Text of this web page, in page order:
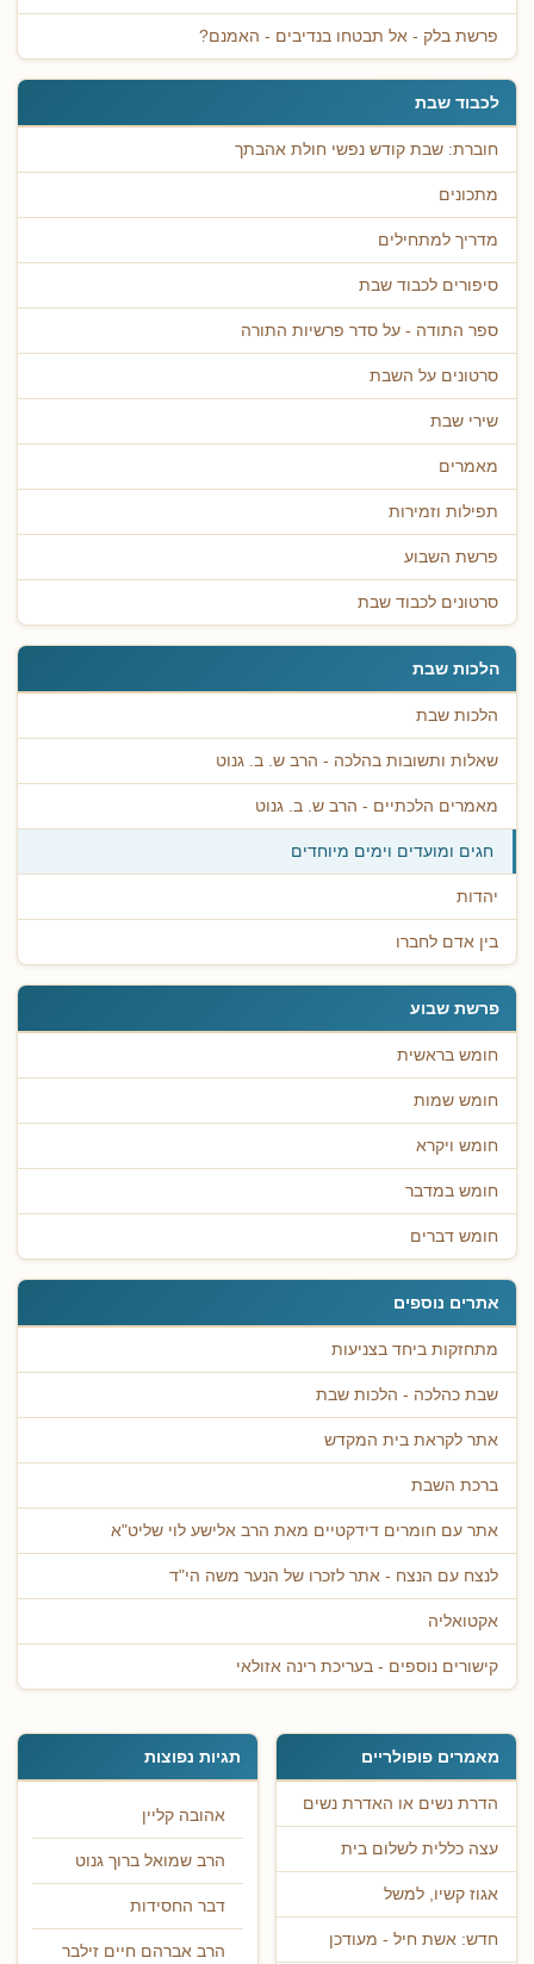
פרשת בלק - אל תבטחו בנדיבים - האמנם?
לכבוד שבת
חוברת: שבת קודש נפשי חולת אהבתך
מתכונים
מדריך למתחילים
סיפורים לכבוד שבת
ספר התודה - על סדר פרשיות התורה
סרטונים על השבת
שירי שבת
מאמרים
תפילות וזמירות
פרשת השבוע
סרטונים לכבוד שבת
הלכות שבת
הלכות שבת
שאלות ותשובות בהלכה - הרב ש. ב. גנוט
מאמרים הלכתיים - הרב ש. ב. גנוט
חגים ומועדים וימים מיוחדים
יהדות
בין אדם לחברו
פרשת שבוע
חומש בראשית
חומש שמות
חומש ויקרא
חומש במדבר
חומש דברים
אתרים נוספים
מתחזקות ביחד בצניעות
שבת כהלכה - הלכות שבת
אתר לקראת בית המקדש
ברכת השבת
אתר עם חומרים דידקטיים מאת הרב אלישע לוי שליט"א
לנצח עם הנצח - אתר לזכרו של הנער משה הי"ד
אקטואליה
קישורים נוספים - בעריכת רינה אזולאי
מאמרים פופולריים
הדרת נשים או האדרת נשים
עצה כללית לשלום בית
אגוז קשיו, למשל
חדש: אשת חיל - מעודכן
תגיות נפוצות
אהובה קליין
הרב שמואל ברוך גנוט
דבר החסידות
הרב אברהם חיים זילבר